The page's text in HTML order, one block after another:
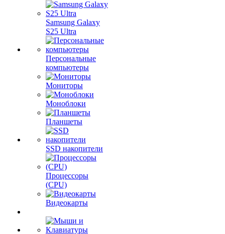
Samsung Galaxy
S25 Ultra
Персональные
компьютеры
Мониторы
Моноблоки
Планшеты
SSD накопители
Процессоры
(CPU)
Видеокарты